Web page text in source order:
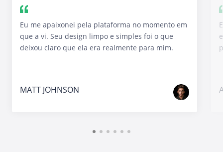
Eu me apaixonei pela plataforma no momento em
que a vi. Seu design limpo e simples foi o que
deixou claro que ela era realmente para mim.
MATT JOHNSON